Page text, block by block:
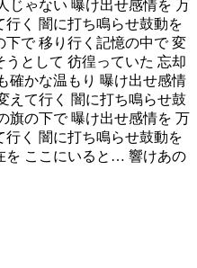
じゃない 曝け出せ感情を 万
く 闇に打ち鳴らせ鼓動を
下で 移り行く記憶の中で 変
として 彷徨っていた 忘却
確かな温もり 曝け出せ感情
えて行く 闇に打ち鳴らせ鼓
旗の下で 曝け出せ感情を 万
く 闇に打ち鳴らせ鼓動を
を ここにいると… 響けあの